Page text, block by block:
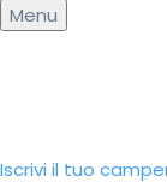
Menu
Iscrivi il tuo